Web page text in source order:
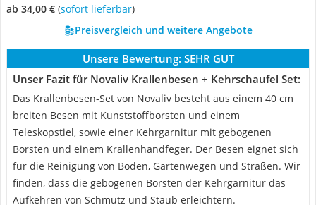
ab 34,00 € ( Sofort lieferbar)
Preisvergleich und weitere Angebote
Unsere Bewertung: SEHR GUT
Unser Fazit für Novaliv Krallenbesen + Kehrschaufel Set:
Das Krallenbesen-Set von Novaliv besteht aus einem 40 cm
breiten Besen mit Kunststoffborsten und einem
Teleskopstiel, sowie einer Kehrgarnitur mit gebogenen
Borsten und einem Krallenhandfeger. Der Besen eignet sich
für die Reinigung von Böden, Gartenwegen und Straßen. Wir
finden, dass die gebogenen Borsten der Kehrgarnitur das
Aufkehren von Schmutz und Staub erleichtern.